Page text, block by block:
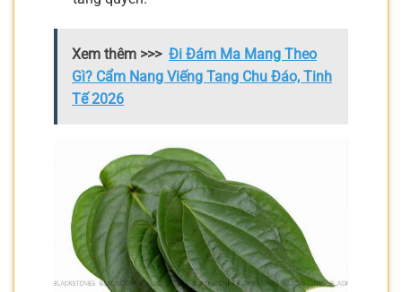
Xem thêm >>> Đi Đám Ma Mang Theo
Gì? Cẩm Nang Viếng Tang Chu Đáo, Tinh
Tế 2026